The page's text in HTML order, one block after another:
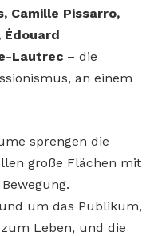
Camille Pissarro,
Édouard
Lautrec – die
an einem
sprengen die
große Flächen mit
um das Publikum,
Leben, und die